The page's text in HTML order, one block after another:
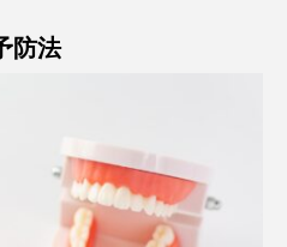
防法